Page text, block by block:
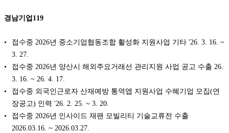
경남기업119
접수중 2026년 중소기업협동조합 활성화 지원사업 기타 '26. 3. 16. ~
3. 27.
접수중 2026년 양산시 해외주요거래선 관리지원 사업 공고 수출 26.
3. 16. ~ 26. 4. 17.
접수중 외국인근로자 산재예방 통역앱 지원사업 수혜기업 모집(연
장공고) 인력 '26. 2. 25. ~ 3. 20.
접수중 2026년 인사이드 재팬 모빌리티 기술교류전 수출
2026.03.16. ~ 2026.03.27.